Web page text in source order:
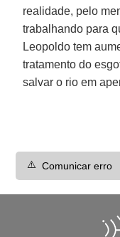
realidade, pelo
trabalhando para
Leopoldo tem
tratamento do
salvar o rio em
⚠️ Comunicar erro